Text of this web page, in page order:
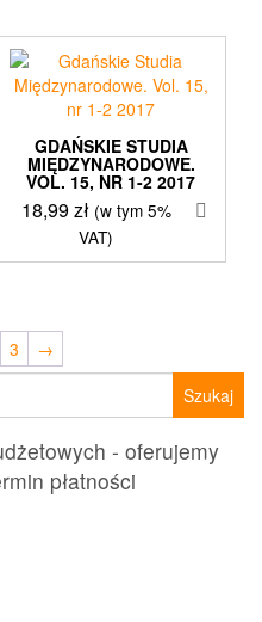
GDAŃSKIE STUDIA
MIĘDZYNARODOWE.
VOL. 15, NR 1-2 2017
18,99zł (w tym 5%
VAT)
3
→
- oferujemy
płatności